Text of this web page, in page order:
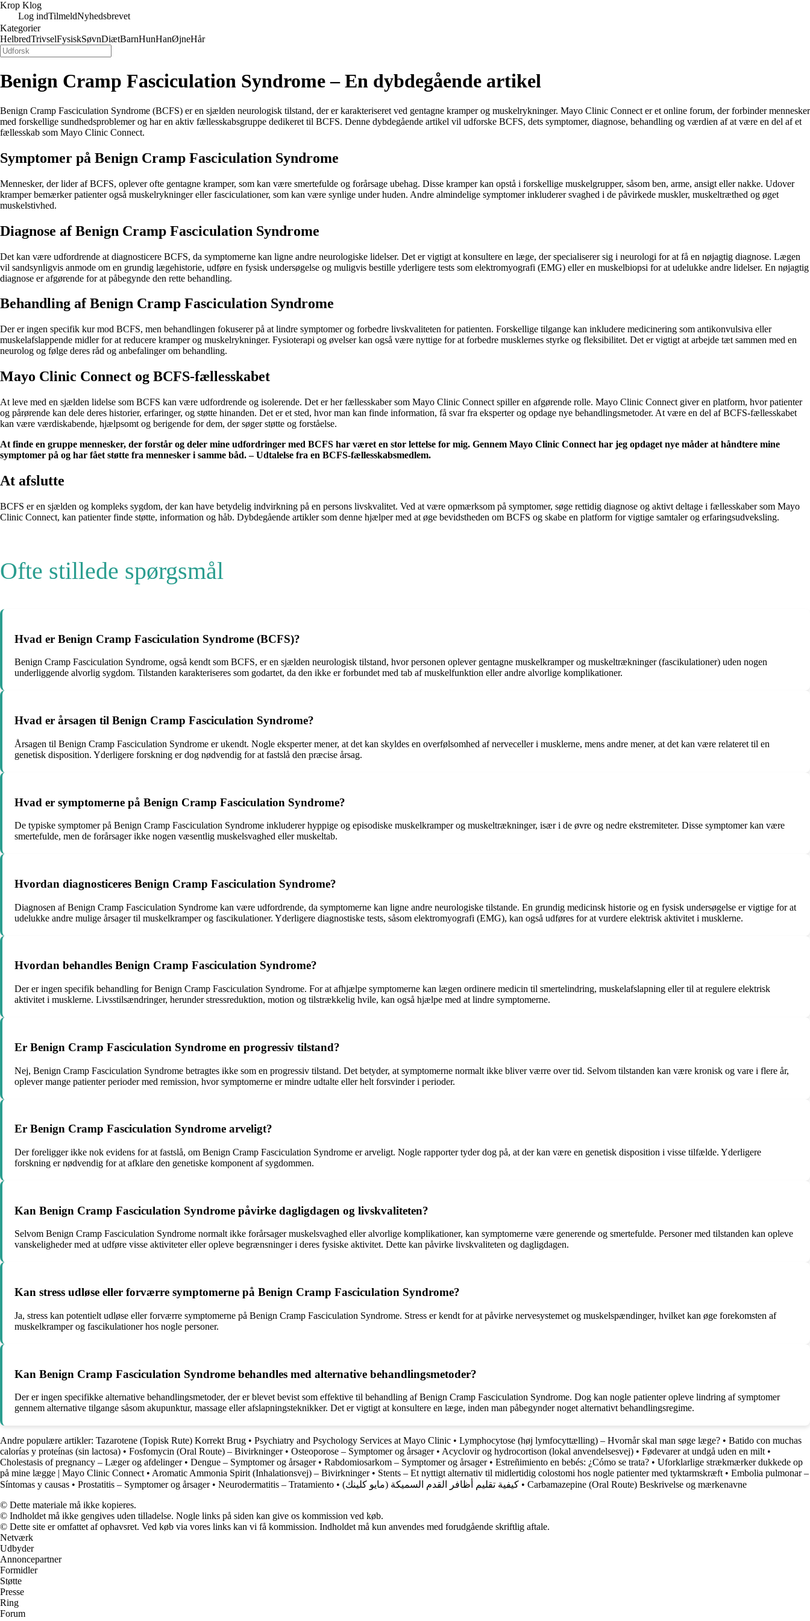
Krop Klog
Log indTilmeldNyhedsbrevet
Kategorier
HelbredTrivselFysiskSøvnDiætBarnHunHanØjneHår
Benign Cramp Fasciculation Syndrome – En dybdegående artikel
Benign Cramp Fasciculation Syndrome (BCFS) er en sjælden neurologisk tilstand, der er karakteriseret ved gentagne kramper og muskelrykninger. Mayo Clinic Connect er et online forum, der forbinder mennesker
med forskellige sundhedsproblemer og har en aktiv fællesskabsgruppe dedikeret til BCFS. Denne dybdegående artikel vil udforske BCFS, dets symptomer, diagnose, behandling og værdien af at være en del af et
fællesskab som Mayo Clinic Connect.
Symptomer på Benign Cramp Fasciculation Syndrome
Mennesker, der lider af BCFS, oplever ofte gentagne kramper, som kan være smertefulde og forårsage ubehag. Disse kramper kan opstå i forskellige muskelgrupper, såsom ben, arme, ansigt eller nakke. Udover
kramper bemærker patienter også muskelrykninger eller fasciculationer, som kan være synlige under huden. Andre almindelige symptomer inkluderer svaghed i de påvirkede muskler, muskeltræthed og øget
muskelstivhed.
Diagnose af Benign Cramp Fasciculation Syndrome
Det kan være udfordrende at diagnosticere BCFS, da symptomerne kan ligne andre neurologiske lidelser. Det er vigtigt at konsultere en læge, der specialiserer sig i neurologi for at få en nøjagtig diagnose. Lægen
vil sandsynligvis anmode om en grundig lægehistorie, udføre en fysisk undersøgelse og muligvis bestille yderligere tests som elektromyografi (EMG) eller en muskelbiopsi for at udelukke andre lidelser. En nøjagtig
diagnose er afgørende for at påbegynde den rette behandling.
Behandling af Benign Cramp Fasciculation Syndrome
Der er ingen specifik kur mod BCFS, men behandlingen fokuserer på at lindre symptomer og forbedre livskvaliteten for patienten. Forskellige tilgange kan inkludere medicinering som antikonvulsiva eller
muskelafslappende midler for at reducere kramper og muskelrykninger. Fysioterapi og øvelser kan også være nyttige for at forbedre musklernes styrke og fleksibilitet. Det er vigtigt at arbejde tæt sammen med en
neurolog og følge deres råd og anbefalinger om behandling.
Mayo Clinic Connect og BCFS-fællesskabet
At leve med en sjælden lidelse som BCFS kan være udfordrende og isolerende. Det er her fællesskaber som Mayo Clinic Connect spiller en afgørende rolle. Mayo Clinic Connect giver en platform, hvor patienter
og pårørende kan dele deres historier, erfaringer, og støtte hinanden. Det er et sted, hvor man kan finde information, få svar fra eksperter og opdage nye behandlingsmetoder. At være en del af BCFS-fællesskabet
kan være værdiskabende, hjælpsomt og berigende for dem, der søger støtte og forståelse.
At finde en gruppe mennesker, der forstår og deler mine udfordringer med BCFS har været en stor lettelse for mig. Gennem Mayo Clinic Connect har jeg opdaget nye måder at håndtere mine
symptomer på og har fået støtte fra mennesker i samme båd. – Udtalelse fra en BCFS-fællesskabsmedlem.
At afslutte
BCFS er en sjælden og kompleks sygdom, der kan have betydelig indvirkning på en persons livskvalitet. Ved at være opmærksom på symptomer, søge rettidig diagnose og aktivt deltage i fællesskaber som Mayo
Clinic Connect, kan patienter finde støtte, information og håb. Dybdegående artikler som denne hjælper med at øge bevidstheden om BCFS og skabe en platform for vigtige samtaler og erfaringsudveksling.
Ofte stillede spørgsmål
Hvad er Benign Cramp Fasciculation Syndrome (BCFS)?
Benign Cramp Fasciculation Syndrome, også kendt som BCFS, er en sjælden neurologisk tilstand, hvor personen oplever gentagne muskelkramper og muskeltrækninger (fascikulationer) uden nogen
underliggende alvorlig sygdom. Tilstanden karakteriseres som godartet, da den ikke er forbundet med tab af muskelfunktion eller andre alvorlige komplikationer.
Hvad er årsagen til Benign Cramp Fasciculation Syndrome?
Årsagen til Benign Cramp Fasciculation Syndrome er ukendt. Nogle eksperter mener, at det kan skyldes en overfølsomhed af nerveceller i musklerne, mens andre mener, at det kan være relateret til en
genetisk disposition. Yderligere forskning er dog nødvendig for at fastslå den præcise årsag.
Hvad er symptomerne på Benign Cramp Fasciculation Syndrome?
De typiske symptomer på Benign Cramp Fasciculation Syndrome inkluderer hyppige og episodiske muskelkramper og muskeltrækninger, især i de øvre og nedre ekstremiteter. Disse symptomer kan være
smertefulde, men de forårsager ikke nogen væsentlig muskelsvaghed eller muskeltab.
Hvordan diagnosticeres Benign Cramp Fasciculation Syndrome?
Diagnosen af Benign Cramp Fasciculation Syndrome kan være udfordrende, da symptomerne kan ligne andre neurologiske tilstande. En grundig medicinsk historie og en fysisk undersøgelse er vigtige for at
udelukke andre mulige årsager til muskelkramper og fascikulationer. Yderligere diagnostiske tests, såsom elektromyografi (EMG), kan også udføres for at vurdere elektrisk aktivitet i musklerne.
Hvordan behandles Benign Cramp Fasciculation Syndrome?
Der er ingen specifik behandling for Benign Cramp Fasciculation Syndrome. For at afhjælpe symptomerne kan lægen ordinere medicin til smertelindring, muskelafslapning eller til at regulere elektrisk
aktivitet i musklerne. Livsstilsændringer, herunder stressreduktion, motion og tilstrækkelig hvile, kan også hjælpe med at lindre symptomerne.
Er Benign Cramp Fasciculation Syndrome en progressiv tilstand?
Nej, Benign Cramp Fasciculation Syndrome betragtes ikke som en progressiv tilstand. Det betyder, at symptomerne normalt ikke bliver værre over tid. Selvom tilstanden kan være kronisk og vare i flere år,
oplever mange patienter perioder med remission, hvor symptomerne er mindre udtalte eller helt forsvinder i perioder.
Er Benign Cramp Fasciculation Syndrome arveligt?
Der foreligger ikke nok evidens for at fastslå, om Benign Cramp Fasciculation Syndrome er arveligt. Nogle rapporter tyder dog på, at der kan være en genetisk disposition i visse tilfælde. Yderligere
forskning er nødvendig for at afklare den genetiske komponent af sygdommen.
Kan Benign Cramp Fasciculation Syndrome påvirke dagligdagen og livskvaliteten?
Selvom Benign Cramp Fasciculation Syndrome normalt ikke forårsager muskelsvaghed eller alvorlige komplikationer, kan symptomerne være generende og smertefulde. Personer med tilstanden kan opleve
vanskeligheder med at udføre visse aktiviteter eller opleve begrænsninger i deres fysiske aktivitet. Dette kan påvirke livskvaliteten og dagligdagen.
Kan stress udløse eller forværre symptomerne på Benign Cramp Fasciculation Syndrome?
Ja, stress kan potentielt udløse eller forværre symptomerne på Benign Cramp Fasciculation Syndrome. Stress er kendt for at påvirke nervesystemet og muskelspændinger, hvilket kan øge forekomsten af ​​
muskelkramper og fascikulationer hos nogle personer.
Kan Benign Cramp Fasciculation Syndrome behandles med alternative behandlingsmetoder?
Der er ingen specifikke alternative behandlingsmetoder, der er blevet bevist som effektive til behandling af Benign Cramp Fasciculation Syndrome. Dog kan nogle patienter opleve lindring af symptomer
gennem alternative tilgange såsom akupunktur, massage eller afslapningsteknikker. Det er vigtigt at konsultere en læge, inden man påbegynder noget alternativt behandlingsregime.
Andre populære artikler: Tazarotene (Topisk Rute) Korrekt Brug • Psychiatry and Psychology Services at Mayo Clinic • Lymphocytose (høj lymfocyttælling) – Hvornår skal man søge læge? • Batido con muchas
calorías y proteínas (sin lactosa) • Fosfomycin (Oral Route) – Bivirkninger• Osteoporose – Symptomer og årsager • Acyclovir og hydrocortison (lokal anvendelsesvej) • Fødevarer at undgå uden en milt •
Cholestasis of pregnancy – Læger og afdelinger• Dengue – Symptomer og årsager• Rabdomiosarkom – Symptomer og årsager• Estreñimiento en bebés: ¿Cómo se trata? • Uforklarlige strækmærker dukkede op
på mine lægge | Mayo Clinic Connect • Aromatic Ammonia Spirit (Inhalationsvej) – Bivirkninger • Stents – Et nyttigt alternativ til midlertidig colostomi hos nogle patienter med tyktarmskræft • Embolia pulmonar –
Síntomas y causas • Prostatitis – Symptomer og årsager• Neurodermatitis – Tratamiento • كيفية تقليم أظافر القدم السميكة (مايو كلينك) • Carbamazepine (Oral Route) Beskrivelse og mærkenavne
© Dette materiale må ikke kopieres.
© Indholdet må ikke gengives uden tilladelse. Nogle links på siden kan give os kommission ved køb.
© Dette site er omfattet af ophavsret. Ved køb via vores links kan vi få kommission. Indholdet må kun anvendes med forudgående skriftlig aftale.
Netværk
Udbyder
Annoncepartner
Formidler
Støtte
Presse
Ring
Forum